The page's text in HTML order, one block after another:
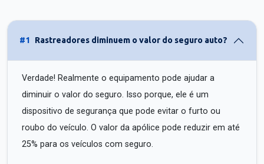
#1 Rastreadores diminuem o valor do seguro auto?
Verdade! Realmente o equipamento pode ajudar a
diminuir o valor do seguro. Isso porque, ele é um
dispositivo de segurança que pode evitar o furto ou
roubo do veículo. O valor da apólice pode reduzir em até
25% para os veículos com seguro.